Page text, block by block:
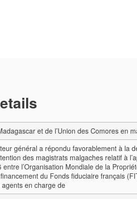
et de l’Union des Comores en
général a répondu favorablement à la
des magistrats malgaches relatif à
l’Organisation Mondiale de la
du Fonds fiduciaire français
en charge de